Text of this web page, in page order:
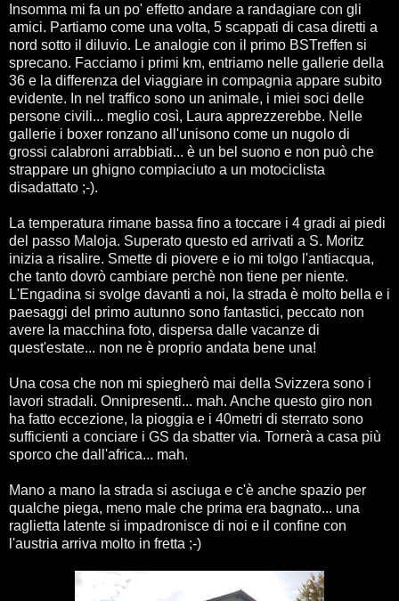
Insomma mi fa un po' effetto andare a randagiare con gli
amici. Partiamo come una volta, 5 scappati di casa diretti a
nord sotto il diluvio. Le analogie con il primo BSTreffen si
sprecano. Facciamo i primi km, entriamo nelle gallerie della
36 e la differenza del viaggiare in compagnia appare subito
evidente. In nel traffico sono un animale, i miei soci delle
persone civili... meglio così, Laura apprezzerebbe. Nelle
gallerie i boxer ronzano all'unisono come un nugolo di
grossi calabroni arrabbiati... è un bel suono e non può che
strappare un ghigno compiaciuto a un motociclista
disadattato ;-).
La temperatura rimane bassa fino a toccare i 4 gradi ai piedi
del passo Maloja. Superato questo ed arrivati a S. Moritz
inizia a risalire. Smette di piovere e io mi tolgo l'antiacqua,
che tanto dovrò cambiare perchè non tiene per niente.
L'Engadina si svolge davanti a noi, la strada è molto bella e i
paesaggi del primo autunno sono fantastici, peccato non
avere la macchina foto, dispersa dalle vacanze di
quest'estate... non ne è proprio andata bene una!
Una cosa che non mi spiegherò mai della Svizzera sono i
lavori stradali. Onnipresenti... mah. Anche questo giro non
ha fatto eccezione, la pioggia e i 40metri di sterrato sono
sufficienti a conciare i GS da sbatter via. Tornerà a casa più
sporco che dall'africa... mah.
Mano a mano la strada si asciuga e c'è anche spazio per
qualche piega, meno male che prima era bagnato... una
raglietta latente si impadronisce di noi e il confine con
l'austria arriva molto in fretta ;-)